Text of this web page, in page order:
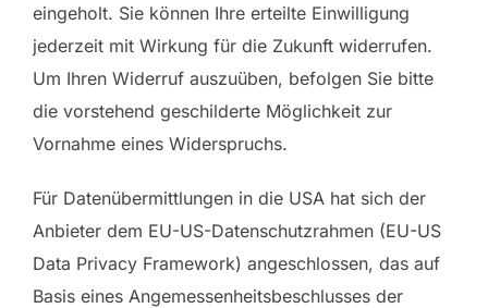
eingeholt. Sie können Ihre erteilte Einwilligung
jederzeit mit Wirkung für die Zukunft widerrufen.
Um Ihren Widerruf auszuüben, befolgen Sie bitte
die vorstehend geschilderte Möglichkeit zur
Vornahme eines Widerspruchs.
Für Datenübermittlungen in die USA hat sich der
Anbieter dem EU-US-Datenschutzrahmen (EU-US
Data Privacy Framework) angeschlossen, das auf
Basis eines Angemessenheitsbeschlusses der